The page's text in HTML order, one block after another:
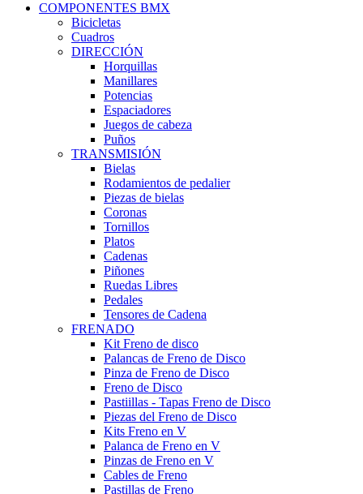
COMPONENTES BMX
Bicicletas
Cuadros
DIRECCIÓN
Horquillas
Manillares
Potencias
Espaciadores
Juegos de cabeza
Puños
TRANSMISIÓN
Bielas
Rodamientos de pedalier
Piezas de bielas
Coronas
Tornillos
Platos
Cadenas
Piñones
Ruedas Libres
Pedales
Tensores de Cadena
FRENADO
Kit Freno de disco
Palancas de Freno de Disco
Pinza de Freno de Disco
Freno de Disco
Pastiillas - Tapas Freno de Disco
Piezas del Freno de Disco
Kits Freno en V
Palanca de Freno en V
Pinzas de Freno en V
Cables de Freno
Pastillas de Freno